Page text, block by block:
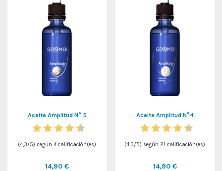
Aceite Amplitud N° 5
(4,3/5) según4calificación(es)
14,90 €
Aceite Amplitud N°4
(4,3/5) según 21 calificación(es)
14,90 €